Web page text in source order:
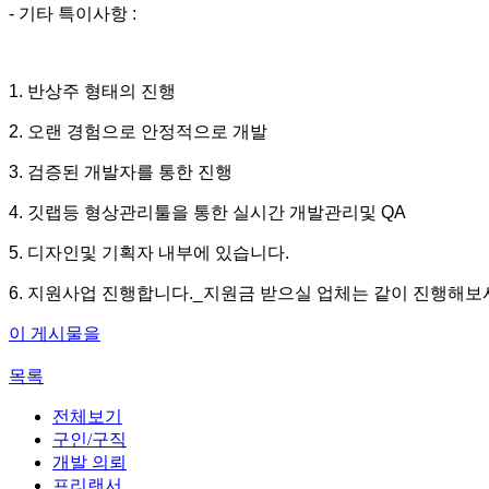
- 기타 특이사항 :
1. 반상주 형태의 진행
2. 오랜 경험으로 안정적으로 개발
3. 검증된 개발자를 통한 진행
4. 깃랩등 형상관리툴을 통한 실시간 개발관리및 QA
5. 디자인및 기획자 내부에 있습니다.
6. 지원사업 진행합니다._지원금 받으실 업체는 같이 진행해
이 게시물을
목록
전체보기
구인/구직
개발 의뢰
프리랜서